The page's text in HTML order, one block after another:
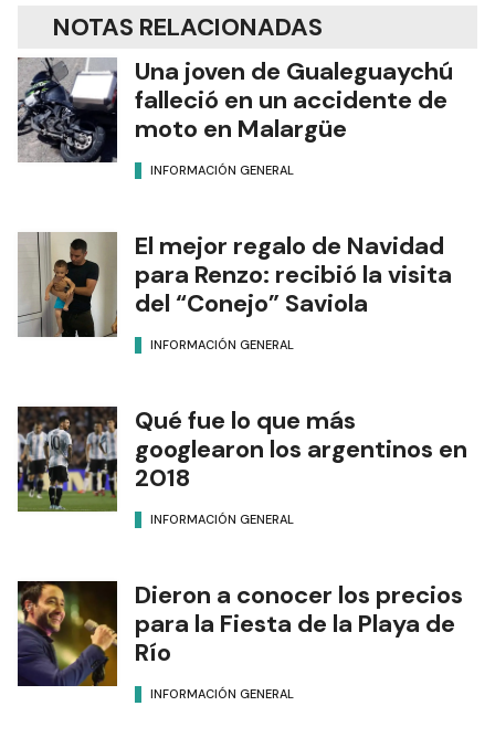
NOTAS RELACIONADAS
Una joven de Gualeguaychú
falleció en un accidente de
moto en Malargüe
INFORMACIÓN GENERAL
El mejor regalo de Navidad
para Renzo: recibió la visita
del “Conejo” Saviola
INFORMACIÓN GENERAL
Qué fue lo que más
googlearon los argentinos en
2018
INFORMACIÓN GENERAL
Dieron a conocer los precios
para la Fiesta de la Playa de
Río
INFORMACIÓN GENERAL